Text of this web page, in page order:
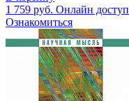
1 759 руб. Онлайн доступ
Ознакомиться